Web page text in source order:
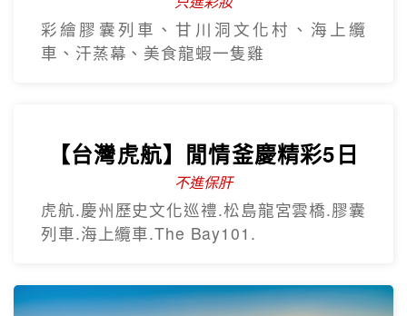
歡樂釜山5日
只進彩妝
車、汗蒸幕、美食龍蝦一隻雞